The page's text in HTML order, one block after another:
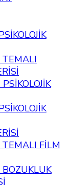
TEMALI
FİLM
BOZUKLUK